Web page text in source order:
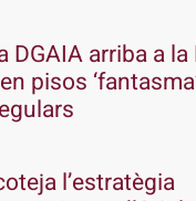
DGAIA arriba a
pisos
l’estratègia